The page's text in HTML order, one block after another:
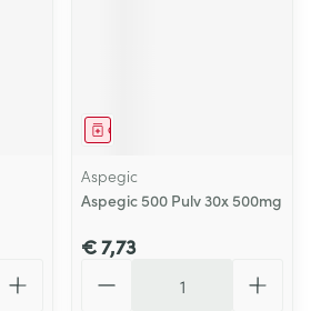
Geneesmiddel
Aspegic
Aspegic 500 Pulv 30x 500mg
€ 7,73